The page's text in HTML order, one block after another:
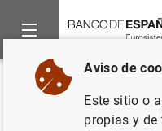
Inicio Noticias y eventos
Volver
12ª edición
Aviso de
Este sitio o
propias y de